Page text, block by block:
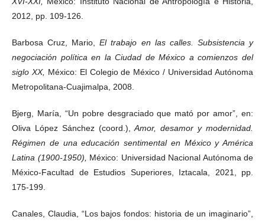
2012, pp. 109-126.
Barbosa Cruz, Mario,El trabajo en las calles. Subsistencia y
negociación política en la Ciudad de México a comienzos del
siglo XX, México: El Colegio de México / Universidad Autónoma
Metropolitana-Cuajimalpa, 2008.
Bjerg, María, “Un pobre desgraciado que mató por amor”, en:
Oliva López Sánchez (coord.),Amor, desamor y modernidad.
Régimen de una educación sentimental en México y América
Latina (1900-1950), México: Universidad Nacional Autónoma de
México-Facultad de Estudios Superiores, Iztacala, 2021, pp.
175-199.
Canales, Claudia, “Los bajos fondos: historia de un imaginario”,